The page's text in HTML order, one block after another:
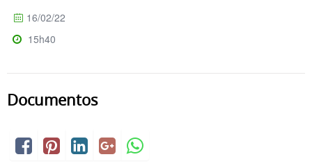
16/02/22
15h40
Documentos